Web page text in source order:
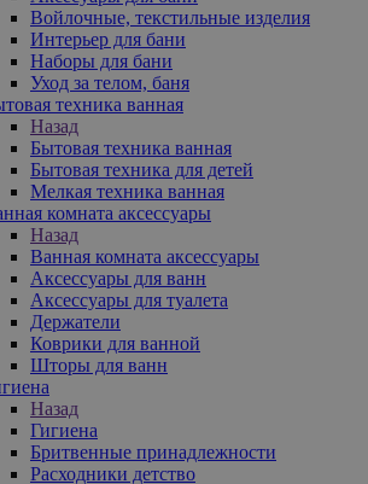
Войлочные, текстильные изделия
Интерьер для бани
Наборы для бани
Уход за телом, баня
техника ванная
Назад
Бытовая техника ванная
Бытовая техника для детей
Мелкая техника ванная
комната аксессуары
Назад
Ванная комната аксессуары
Аксессуары для ванн
Аксессуары для туалета
Держатели
Коврики для ванной
Шторы для ванн
Назад
Гигиена
Бритвенные принадлежности
Расходники детство